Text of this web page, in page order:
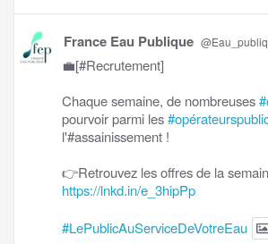
France Eau Publique
💼[#Recrutement]
Chaque semaine, de nombreuses
pourvoir parmi les
l'#assainissement !
👉Retrouvez les offres de la
https://lnkd.in/e_3hipPp
#LePublicAuServiceDeVotreEau